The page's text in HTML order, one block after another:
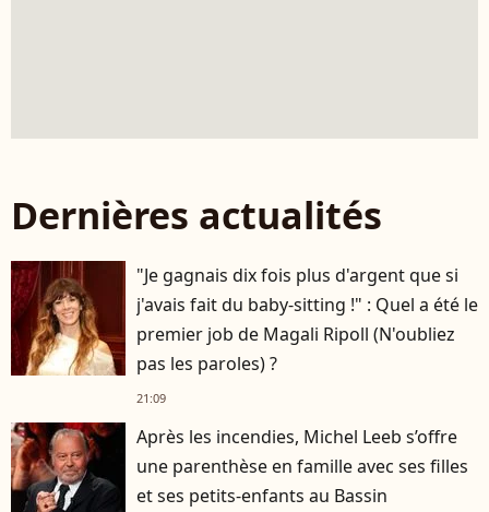
Dernières actualités
"Je gagnais dix fois plus d'argent que si
j'avais fait du baby-sitting !" : Quel a été le
premier job de Magali Ripoll (N'oubliez
pas les paroles) ?
21:09
Après les incendies, Michel Leeb s’offre
une parenthèse en famille avec ses filles
et ses petits-enfants au Bassin